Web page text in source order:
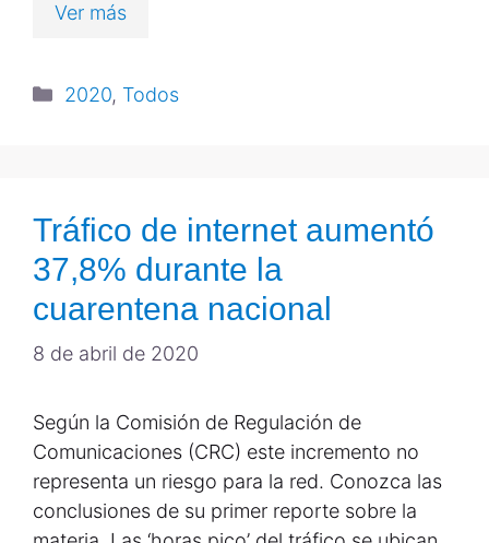
Ver más
2020, Todos
Tráfico de internet aumentó
37,8% durante la
cuarentena nacional
8 de abril de 2020
Según la Comisión de Regulación de
Comunicaciones (CRC) este incremento no
representa un riesgo para la red. Conozca las
conclusiones de su primer reporte sobre la